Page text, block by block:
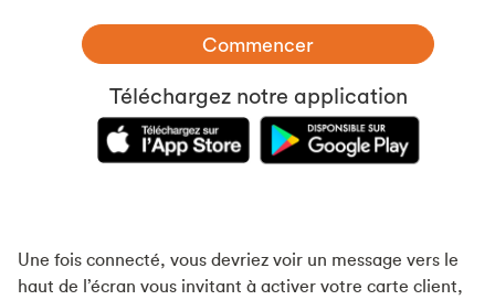
Une fois connecté, vous devriez voir un message vers le
haut de l’écran vous invitant à activer votre carte client,